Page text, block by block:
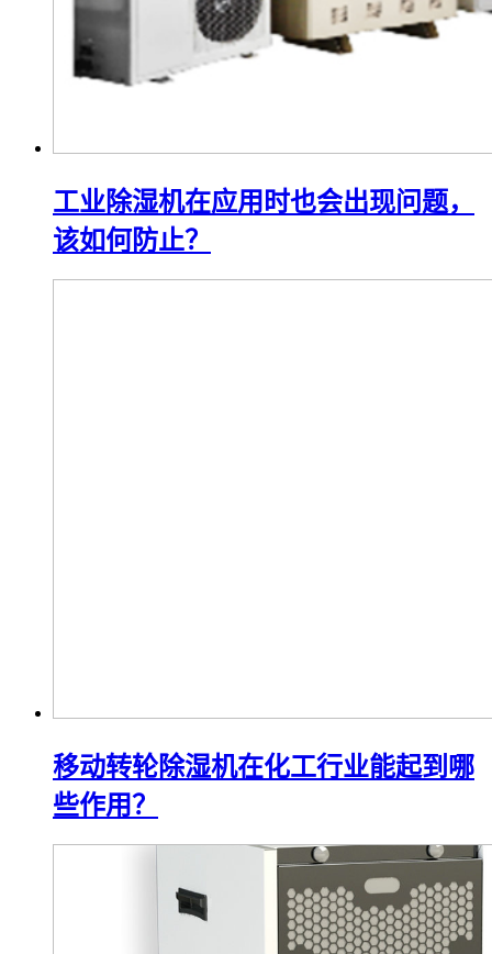
工业除湿机在应用时也会出现问题，
该如何防止？
移动转轮除湿机在化工行业能起到哪
些作用？